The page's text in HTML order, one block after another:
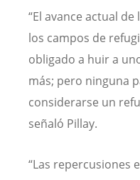
“El avance actual
los campos de
obligado a huir a
más; pero ninguna
considerarse un
señaló Pillay.
“Las repercusiones